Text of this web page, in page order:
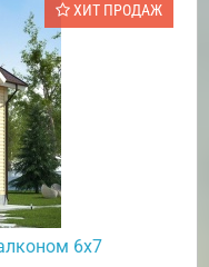
ХИТ ПРОДАЖ
6х7